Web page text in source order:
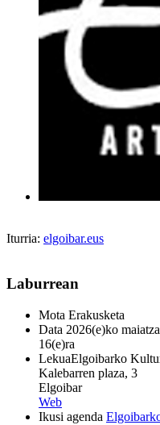
Iturria: elgoibar.eus
Laburrean
Mota Erakusketa
Data 2026(e)ko
16(e)ra
LekuaElgoibarko
Kalebarren plaza, 3
Elgoibar
Web
Ikusi agenda